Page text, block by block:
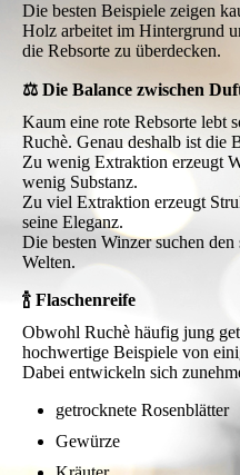
Die besten Beispiele zeigen
Holz arbeitet im Hintergrund
die Rebsorte zu überdecken.
⚖️ Die Balance zwischen
Kaum eine rote Rebsorte lebt
Ruchè. Genau deshalb ist die
Zu wenig Extraktion erzeugt
wenig Substanz.
Zu viel Extraktion erzeugt
seine Eleganz.
Die besten Winzer suchen
Welten.
🍾 Flaschenreife
Obwohl Ruchè häufig jung
hochwertige Beispiele von
Dabei entwickeln sich
getrocknete Rosenblätter
Gewürze